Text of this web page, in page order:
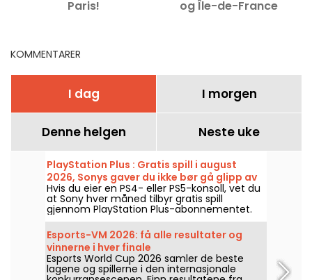
Paris!
og Île-de-France
KOMMENTARER
I dag I morgen
Denne helgen Neste uke
PlayStation Plus : Gratis spill i august
2026, Sonys gaver du ikke bør gå glipp av
Hvis du eier en PS4- eller PS5-konsoll, vet du
at Sony hver måned tilbyr gratis spill
gjennom PlayStation Plus-abonnementet.
Så hvilke spill er gratis i august 2026? Ta en
titt på månedens utvalg.
Esports-VM 2026: få alle resultater og
vinnerne i hver finale
Esports World Cup 2026 samler de beste
lagene og spillerne i den internasjonale